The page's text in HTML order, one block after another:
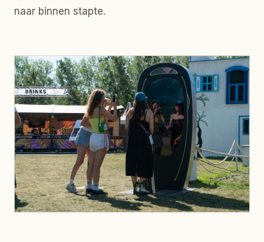
naar binnen stapte.